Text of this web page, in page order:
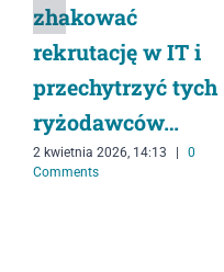
zhakować
rekrutację w IT i
przechytrzyć tych
ryżodawców…
2 kwietnia 2026, 14:13 |
0
Comments